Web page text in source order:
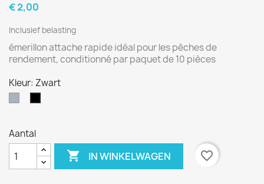
€ 2,00
Inclusief belasting
émerillon attache rapide idéal pour les pêches de
rendement, conditionné par paquet de 10 pièces
Kleur: Zwart
Aantal
 IN WINKELWAGEN favorite_border